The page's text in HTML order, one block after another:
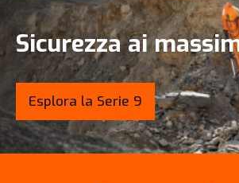
Sicurezza ai
Esplora la Serie 9